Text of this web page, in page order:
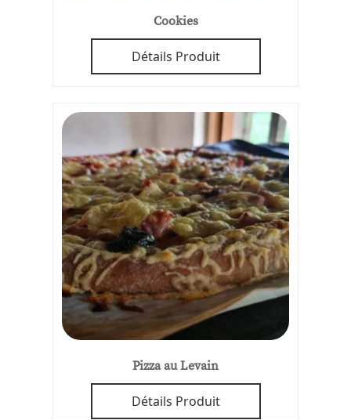
Cookies
Détails Produit
Pizza au Levain
Détails Produit